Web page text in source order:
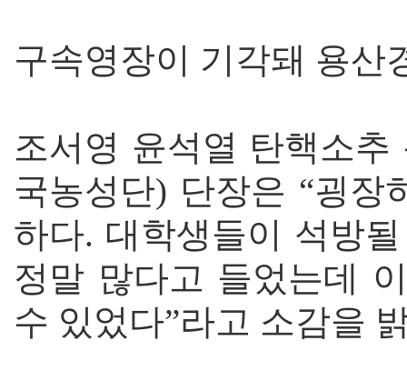
구속영장이 기각돼 용산
조서영 윤석열 탄핵소
국농성단) 단장은 “굉
하다. 대학생들이 석방
정말 많다고 들었는데
수 있었다”라고 소감을